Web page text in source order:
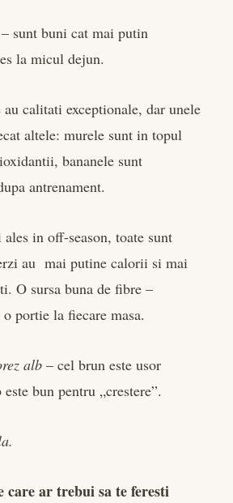
– sunt buni cat mai putin
la micul dejun.
au calitati exceptionale, dar unele
altele: murele sunt in topul
bananele sunt
antrenament.
ales in off-season, toate sunt
au mai putine calorii si mai
O sursa buna de fibre –
portie la fiecare masa.
alb – cel brun este usor
bun pentru „crestere”.
care ar trebui sa te feresti